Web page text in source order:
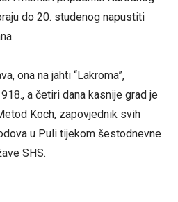
do 20. studenog napustiti
ona na jahti “Lakroma”,
a četiri dana kasnije grad je
Koch, zapovjednik svih
u Puli tijekom šestodnevne
SHS.